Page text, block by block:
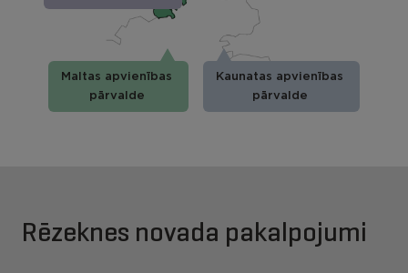
Maltas apvienības
pārvalde
Kaunatas apvienības
pārvalde
Rēzeknes novada pakalpojumi